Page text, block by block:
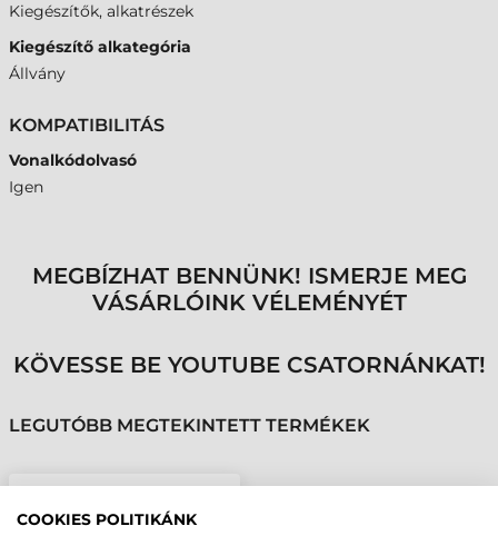
Kiegészítők, alkatrészek
Kiegészítő alkategória
Állvány
KOMPATIBILITÁS
Vonalkódolvasó
Igen
MEGBÍZHAT BENNÜNK! ISMERJE MEG
VÁSÁRLÓINK VÉLEMÉNYÉT
KÖVESSE BE YOUTUBE CSATORNÁNKAT!
LEGUTÓBB MEGTEKINTETT TERMÉKEK
FEHÉR
COOKIES POLITIKÁNK